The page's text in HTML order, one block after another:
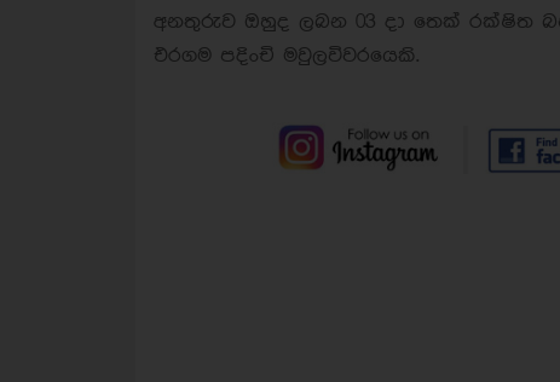
අනතුරුව ඔහුද ලබන 03 දා තෙක් රක්ෂිත
එරගම පදිංචි මවුලවිවරයෙකි.